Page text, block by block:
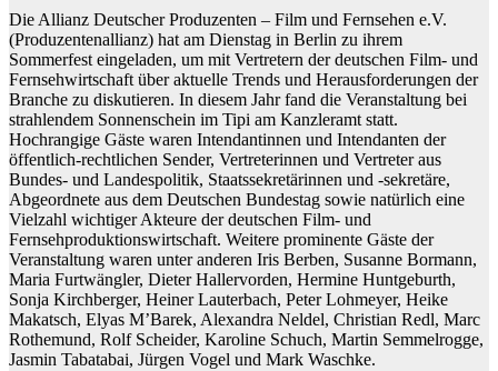
Die Allianz Deutscher Produzenten – Film und Fernsehen e.V.
(Produzentenallianz) hat am Dienstag in Berlin zu ihrem
Sommerfest eingeladen, um mit Vertretern der deutschen Film- und
Fernsehwirtschaft über aktuelle Trends und Herausforderungen der
Branche zu diskutieren. In diesem Jahr fand die Veranstaltung bei
strahlendem Sonnenschein im Tipi am Kanzleramt statt.
Hochrangige Gäste waren Intendantinnen und Intendanten der
öffentlich-rechtlichen Sender, Vertreterinnen und Vertreter aus
Bundes- und Landespolitik, Staatssekretärinnen und -sekretäre,
Abgeordnete aus dem Deutschen Bundestag sowie natürlich eine
Vielzahl wichtiger Akteure der deutschen Film- und
Fernsehproduktionswirtschaft. Weitere prominente Gäste der
Veranstaltung waren unter anderen Iris Berben, Susanne Bormann,
Maria Furtwängler, Dieter Hallervorden, Hermine Huntgeburth,
Sonja Kirchberger, Heiner Lauterbach, Peter Lohmeyer, Heike
Makatsch, Elyas M’Barek, Alexandra Neldel, Christian Redl, Marc
Rothemund, Rolf Scheider, Karoline Schuch, Martin Semmelrogge,
Jasmin Tabatabai, Jürgen Vogel und Mark Waschke.